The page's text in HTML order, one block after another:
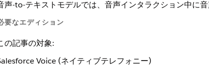
声-to-テキストモデルでは、音声インタラクション中に
要なエディション
の記事の対象:
Voice (ネイティブテレフォニー)